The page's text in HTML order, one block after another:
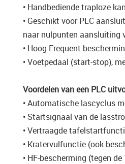
• Handbediende traploze
• Geschikt voor PLC
naar nulpunten aansluiting
• Hoog Frequent
• Voetpedaal (start-stop),
Voordelen van een PLC
• Automatische lascyclus
• Startsignaal van de
• Vertraagde
• Kratervulfunctie (ook
• HF-bescherming (tegen